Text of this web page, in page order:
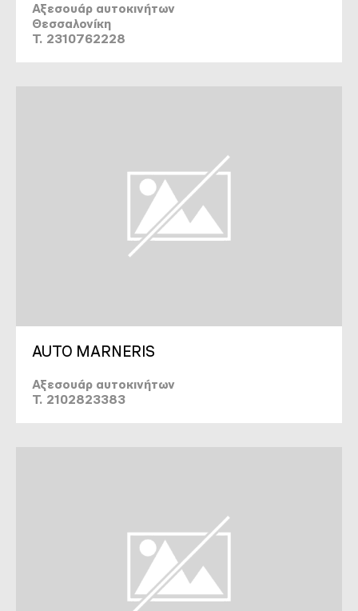
Αξεσουάρ αυτοκινήτων
Θεσσαλονίκη
T. 2310762228
AUTO MARNERIS
Αξεσουάρ αυτοκινήτων
T. 2102823383